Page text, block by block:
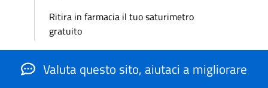
Ritira in farmacia il tuo saturimetro
gratuito
Valuta questo sito, aiutaci a migliorare